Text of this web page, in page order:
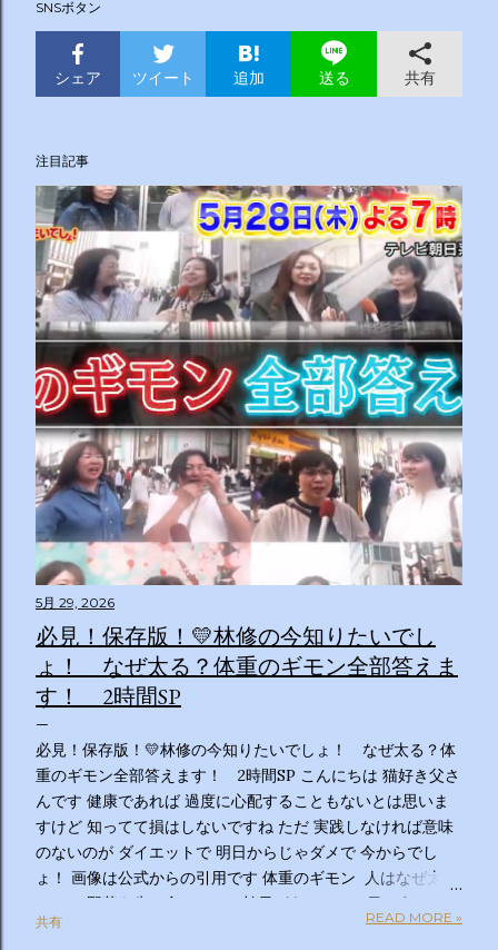
SNSボタン
シェア ツイート 追加 送る 共有
注目記事
5月 29, 2026
必見！保存版！💛林修の今知りたいでし
ょ！ なぜ太る？体重のギモン全部答えま
す！ 2時間SP
必見！保存版！💛林修の今知りたいでしょ！ なぜ太る？体
重のギモン全部答えます！ 2時間SP こんにちは 猫好き父さ
んです 健康であれば 過度に心配することもないとは思いま
すけど 知ってて損はしないですね ただ 実践しなければ意味
のないのが ダイエットで 明日からじゃダメで 今からでし
ょ！ 画像は公式からの引用です 体重のギモン 人はなぜ太る
のか？ 野菜を先に食べるのは効果があるの？１日２食と３
食、どっちが太らない？「太りやすい人」と「太りにくい
共有 READ MORE »